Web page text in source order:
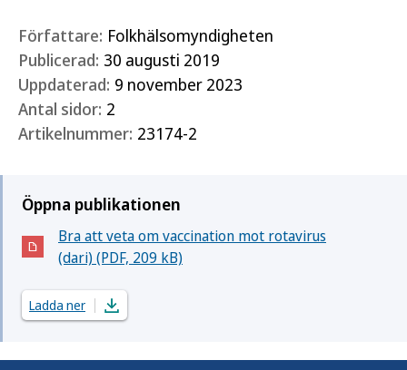
Författare: Folkhälsomyndigheten
Publicerad: 30 augusti 2019
Uppdaterad: 9 november 2023
Antal sidor: 2
Artikelnummer: 23174-2
Öppna publikationen
Bra att veta om vaccination mot rotavirus
(dari) (PDF, 209 kB)
(Öppnas i nytt fönster)
Ladda ner